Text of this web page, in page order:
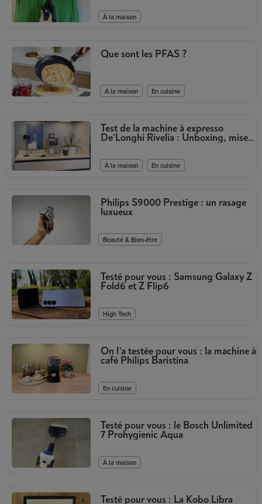
À la maison
Que sont les PFAS ?
À la maison En cuisine
Test de la machine à expresso
De’Longhi Rivelia : Unboxing, mise
en route et avis
À la maison En cuisine
Philips S9000 Prestige : un rasage
luxueux
Beauté & Bien-être
Testé pour vous : Samsung Galaxy Z
Fold6 et Z Flip6
High Tech
On l’a testée pour vous : la machine à
café Philips Baristina
En cuisine
Testé pour vous : le Bosch Unlimited
7 Prohygienic Aqua
À la maison
Testé pour vous : La Kobo Libra